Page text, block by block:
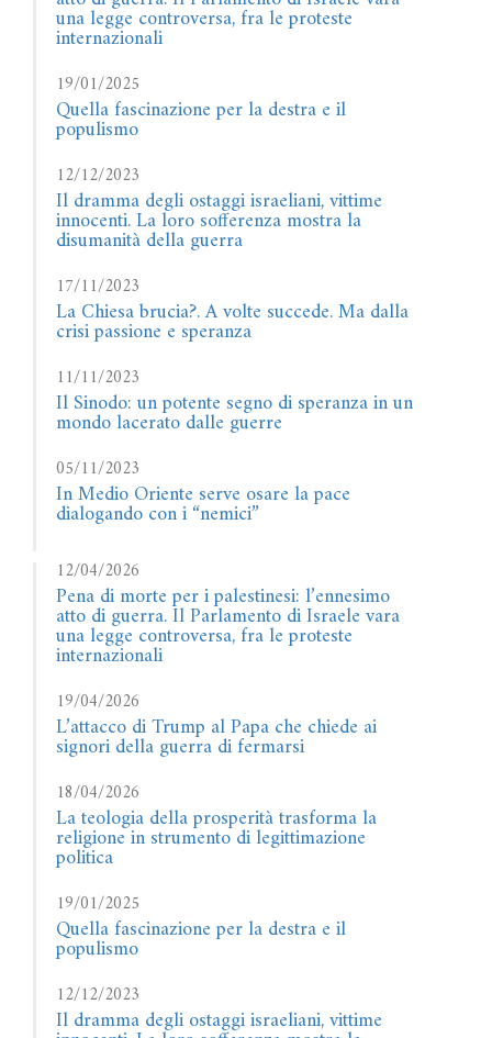
una legge controversa, fra le proteste
internazionali
19/01/2025
Quella fascinazione per la destra e il
populismo
12/12/2023
Il dramma degli ostaggi israeliani, vittime
innocenti. La loro sofferenza mostra la
disumanità della guerra
17/11/2023
La Chiesa brucia?. A volte succede. Ma dalla
crisi passione e speranza
11/11/2023
Il Sinodo: un potente segno di speranza in un
mondo lacerato dalle guerre
05/11/2023
In Medio Oriente serve osare la pace
dialogando con i “nemici”
12/04/2026
Pena di morte per i palestinesi: l’ennesimo
atto di guerra. Il Parlamento di Israele vara
una legge controversa, fra le proteste
internazionali
19/04/2026
L’attacco di Trump al Papa che chiede ai
signori della guerra di fermarsi
18/04/2026
La teologia della prosperità trasforma la
religione in strumento di legittimazione
politica
19/01/2025
Quella fascinazione per la destra e il
populismo
12/12/2023
Il dramma degli ostaggi israeliani, vittime